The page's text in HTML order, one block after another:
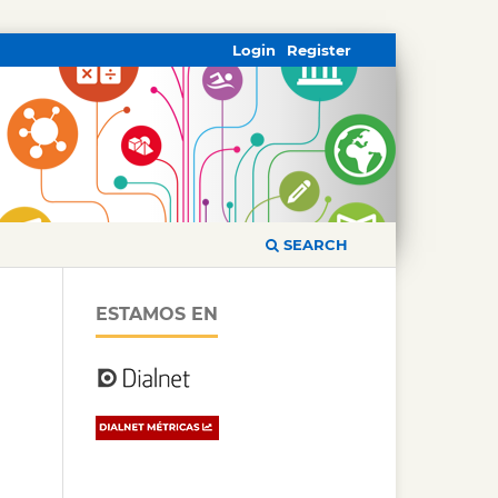
SEARCH
Register
Login
ESTAMOS EN